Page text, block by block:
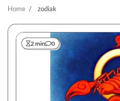
Home zodiak
2 min 0